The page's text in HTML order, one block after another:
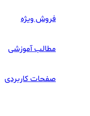
فروش ویژه
مطالب آموزشی
صفحات کاربردی